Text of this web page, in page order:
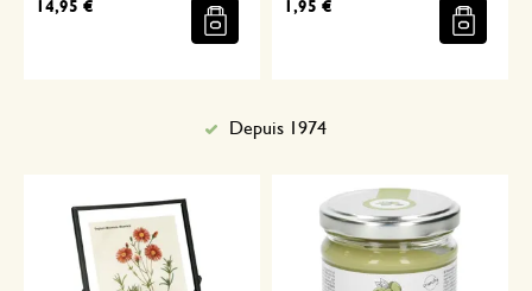
14,95 € 1,95 €
Depuis 1974